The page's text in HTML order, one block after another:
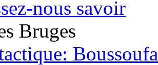
nous savoir
Bruges